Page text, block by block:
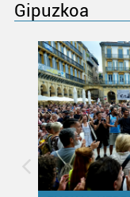
Gipuzkoa